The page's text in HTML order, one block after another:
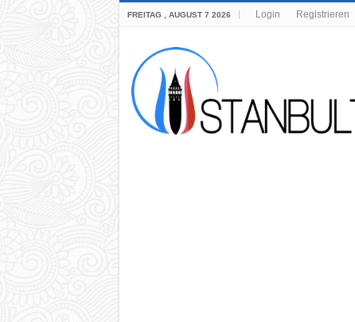
FREITAG , AUGUST 7 2026 Login Registrieren